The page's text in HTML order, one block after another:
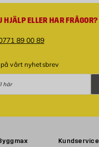
HJÄLP ELLER HAR FRÅGOR?
89 00 89
vårt nyhetsbrev
Kundservice